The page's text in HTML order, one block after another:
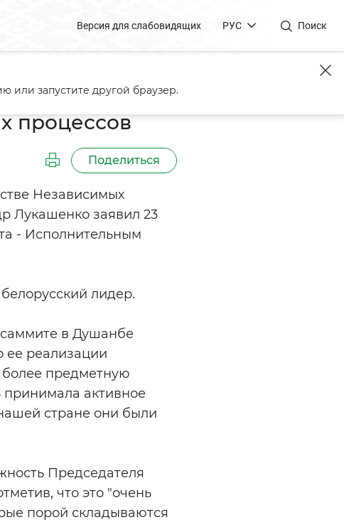
Версия для слабовидящих РУС Поиск
процессов
Поделиться
Независимых
Лукашенко заявил 23
- Исполнительным
лидер.
в Душанбе
ее реализации
более предметную
принимала активное
стране они были
Председателя
что это "очень
порой складываются
или запустите другой браузер.